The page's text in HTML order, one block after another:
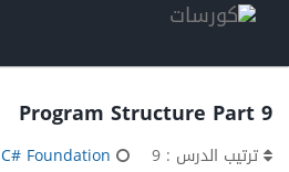
Program Structure Part 9
ترتيب الدرس : 9 C# Foundation